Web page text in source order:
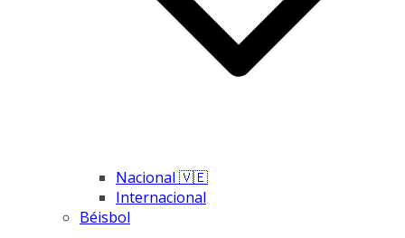
Nacional 🇻🇪
Internacional
Béisbol